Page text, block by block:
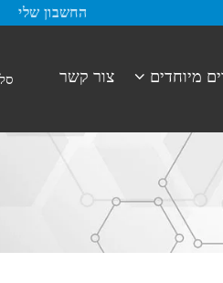
החשבון שלי
מיוחדים צור קשר